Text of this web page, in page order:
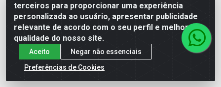
terceiros para proporcionar uma experiência
personalizada ao usuário, apresentar publicidade
relevante de acordo com o seu perfil e melhorar a
qualidade do nosso site.
Aceito
Negar não essenciais
Preferências de Cookies
AC Araujo Distribuidora - Rua Carneiro de Campos, 42 -
São Cristóvão, Rio de Janeiro/RJ - CEP 20.920-410 -
CNPJ 08.744.753/0003-85